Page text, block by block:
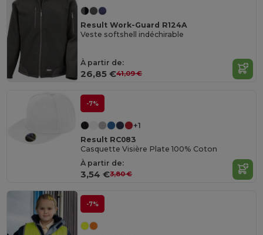
Result Work-Guard R124A
Veste softshell indéchirable
À partir de:
26,85 €41,09 €
-7%
+1
Result RC083
Casquette Visière Plate 100% Coton
À partir de:
3,54 €3,80 €
-7%